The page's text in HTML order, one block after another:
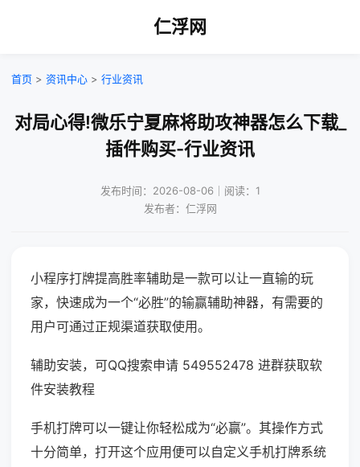
仁浮网
首页 > 资讯中心 > 行业资讯
对局心得!微乐宁夏麻将助攻神器怎么下载_
插件购买-行业资讯
发布时间：2026-08-06｜阅读：1
发布者：仁浮网
小程序打牌提高胜率辅助是一款可以让一直输的玩
家，快速成为一个“必胜”的输赢辅助神器，有需要的
用户可通过正规渠道获取使用。
辅助安装，可QQ搜索申请 549552478 进群获取软
件安装教程
手机打牌可以一键让你轻松成为“必赢”。其操作方式
十分简单，打开这个应用便可以自定义手机打牌系统